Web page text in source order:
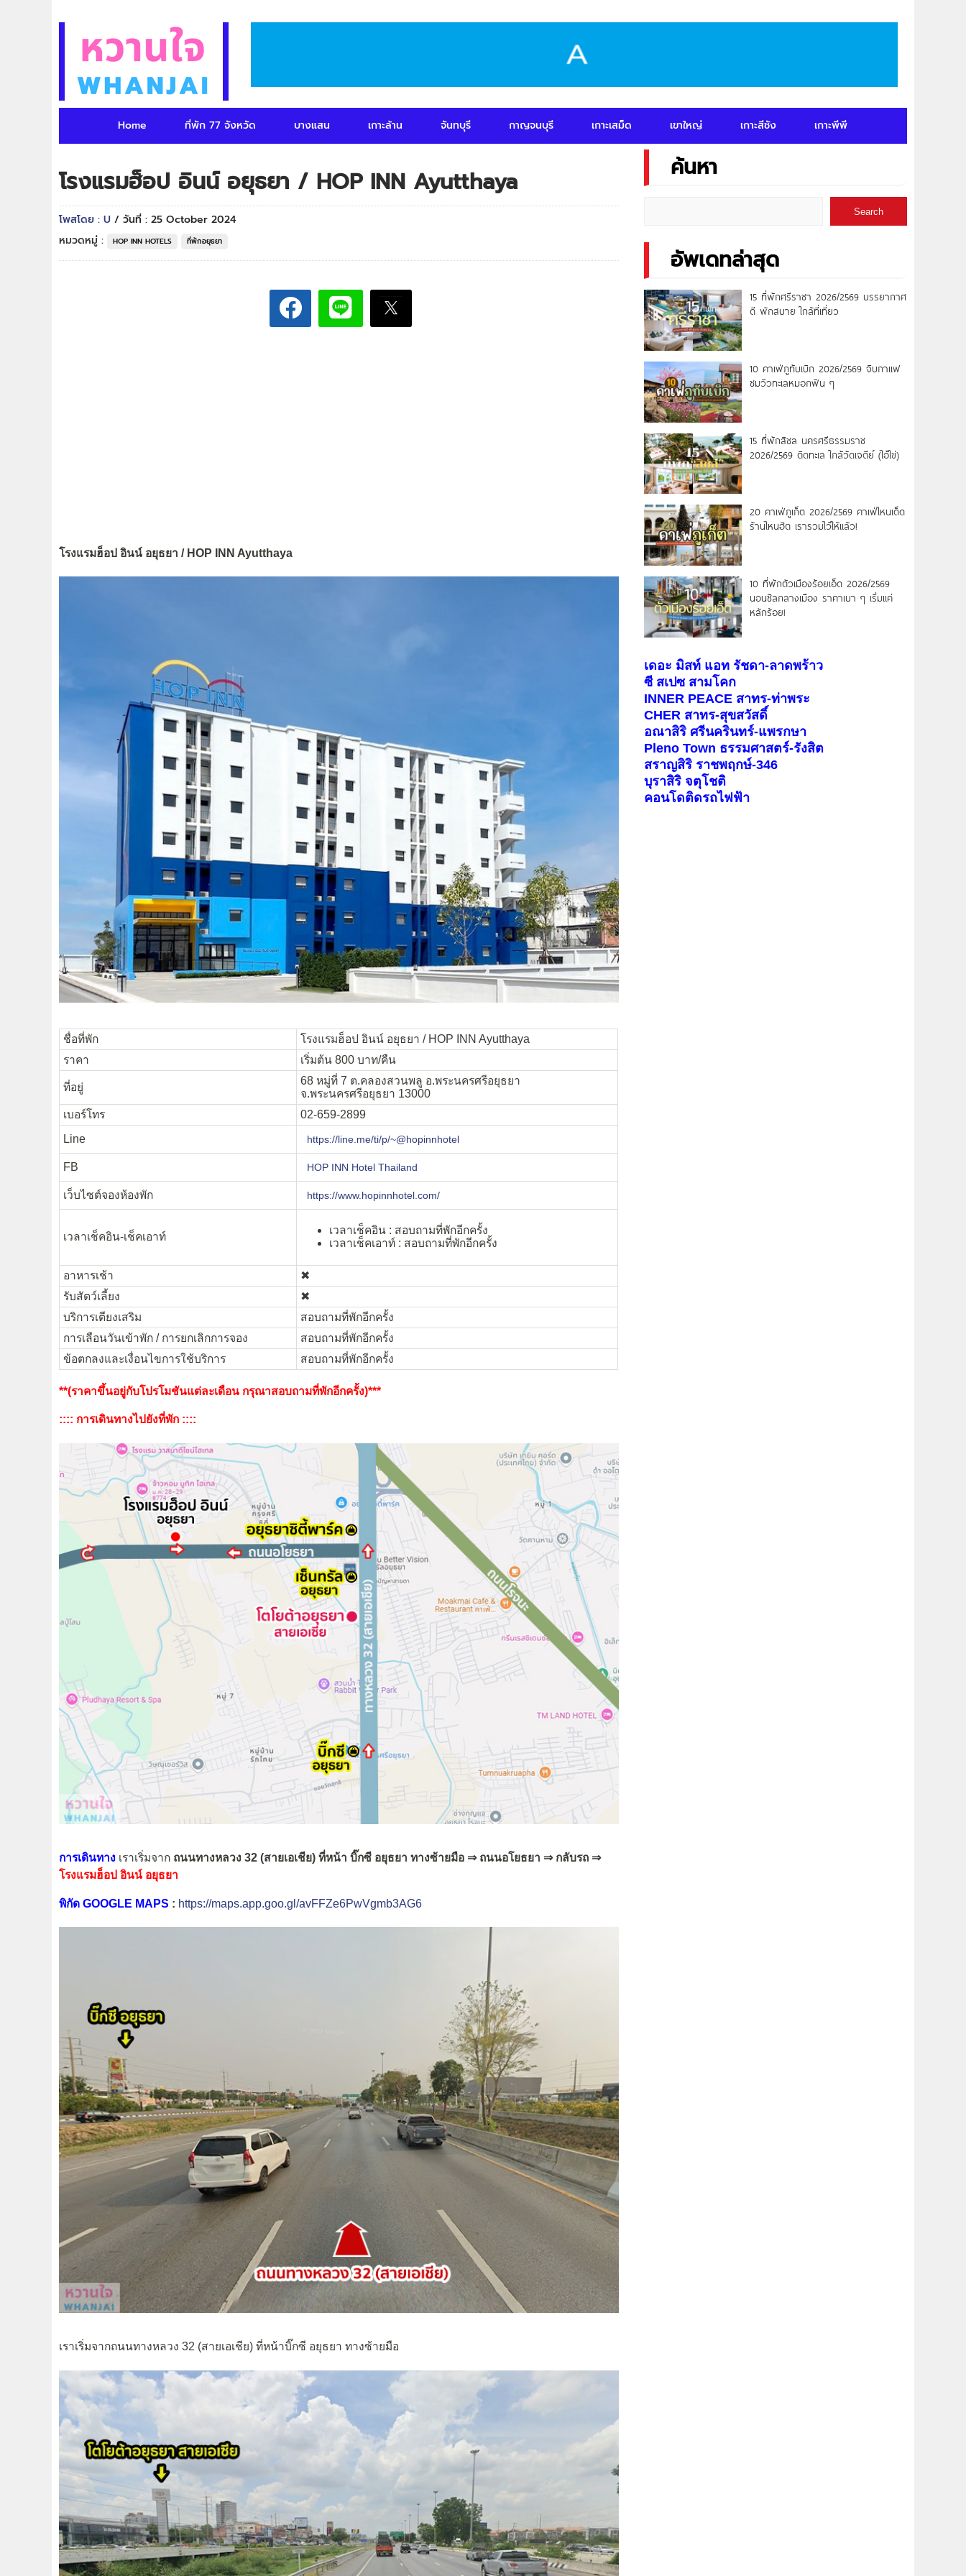
Home ที่พัก 77 จังหวัด บางแสน เกาะล้าน จันทบุรี กาญจนบุรี เกาะเสม็ด เขาใหญ่ เกาะสีชัง เกาะพีพี
โรงแรมฮ็อป อินน์ อยุธยา / HOP INN Ayutthaya
โพสโดย : U / วันที่ : 25 October 2024
หมวดหมู่ :
HOP INN HOTELS ที่พักอยุธยา
โรงแรมฮ็อป อินน์ อยุธยา / HOP INN Ayutthaya
ชื่อที่พัก
โรงแรมฮ็อป อินน์ อยุธยา / HOP INN Ayutthaya
ราคา
เริ่มต้น 800 บาท/คืน
ที่อยู่
68 หมู่ที่ 7 ต.คลองสวนพลู อ.พระนครศรีอยุธยา
จ.พระนครศรีอยุธยา 13000
เบอร์โทร
02-659-2899
Line
https://line.me/ti/p/~@hopinnhotel
FB HOP INN Hotel Thailand
เว็บไซต์จองห้องพัก https://www.hopinnhotel.com/
เวลาเช็คอิน-เช็คเอาท์
เวลาเช็คอิน : สอบถามที่พักอีกครั้ง
เวลาเช็คเอาท์ : สอบถามที่พักอีกครั้ง
อาหารเช้า
✖︎
รับสัตว์เลี้ยง
✖︎
บริการเตียงเสริม
สอบถามที่พักอีกครั้ง
การเลือนวันเข้าพัก / การยกเลิกการจอง
สอบถามที่พักอีกครั้ง
ข้อตกลงและเงื่อนไขการใช้บริการ
สอบถามที่พักอีกครั้ง
**(ราคาขึ้นอยู่กับโปรโมชันแต่ละเดือน กรุณาสอบถามที่พักอีกครั้ง)***
:::: การเดินทางไปยังที่พัก ::::
การเดินทาง เราเริ่มจาก ถนนทางหลวง 32 (สายเอเชีย) ที่หน้า บิ๊กซี อยุธยา ทางซ้ายมือ ⇒ ถนนอโยธยา ⇒ กลับรถ ⇒
โรงแรมฮ็อป อินน์ อยุธยา
พิกัด GOOGLE MAPS : https://maps.app.goo.gl/avFFZe6PwVgmb3AG6
เราเริ่มจากถนนทางหลวง 32 (สายเอเชีย) ที่หน้าบิ๊กซี อยุธยา ทางซ้ายมือ
ค้นหา
Search
อัพเดทล่าสุด
15 ที่พักศรีราชา 2026/2569 บรรยากาศ
ดี พักสบาย ใกล้ที่เที่ยว
10 คาเฟ่ภูทับเบิก 2026/2569 จิบกาแฟ
ชมวิวทะเลหมอกฟิน ๆ
15 ที่พักสิชล นครศรีธรรมราช
2026/2569 ติดทะเล ใกล้วัดเจดีย์ (ไอ้ไข่)
20 คาเฟ่ภูเก็ต 2026/2569 คาเฟ่ไหนเด็ด
ร้านไหนฮิต เรารวมไว้ให้แล้ว!
10 ที่พักตัวเมืองร้อยเอ็ด 2026/2569
นอนชิลกลางเมือง ราคาเบา ๆ เริ่มแค่
หลักร้อย!
เดอะ มิสท์ แอท รัชดา-ลาดพร้าว
ซี สเปซ สามโคก
INNER PEACE สาทร-ท่าพระ
CHER สาทร-สุขสวัสดิ์
อณาสิริ ศรีนครินทร์-แพรกษา
Pleno Town ธรรมศาสตร์-รังสิต
สราญสิริ ราชพฤกษ์-346
บุราสิริ จตุโชติ
คอนโดติดรถไฟฟ้า